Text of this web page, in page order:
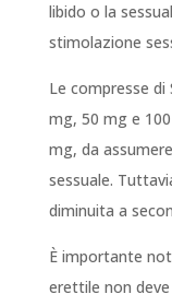
libido o la
stimolazione
Le compresse di
mg, 50 mg e
mg, da
sessuale.
diminuita a
È importante
erettile non